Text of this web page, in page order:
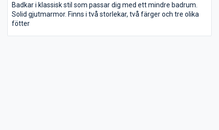
Badkar i klassisk stil som passar dig med ett mindre badrum.
Solid gjutmarmor. Finns i två storlekar, två färger och tre olika
fötter